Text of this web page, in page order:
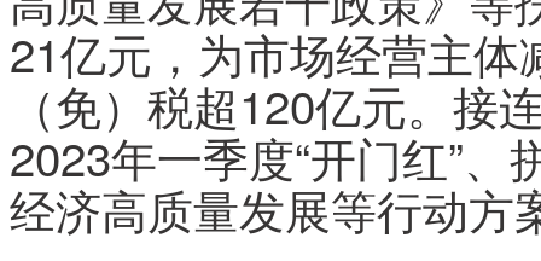
21亿元，为市场经营主
（免）税超120亿元。接
2023年一季度“开门红”、
经济高质量发展等行动方